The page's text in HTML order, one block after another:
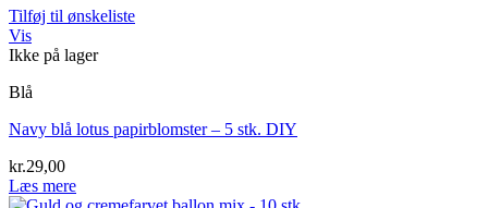
Tilføj til ønskeliste
Vis
Ikke på lager
Blå
Navy blå lotus papirblomster – 5 stk. DIY
kr.29,00
Læs mere